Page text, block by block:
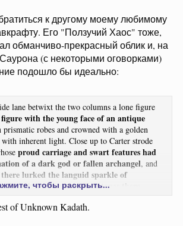
к другому моему любимому
Его "Ползучий Хаос" тоже,
обманчиво-прекрасный облик и, на
(с некоторыми оговорками)
подошло бы идеально:
lane betwixt the two columns a lone figure
with the young face of an antique
robes and crowned with a golden
inherent light. Close up to Carter strode
proud carriage and swart features had
of a dark god or fallen archangel, and
there lurked the languid sparkle of
. It spoke, and in itsmellow tones there
чтобы раскрыть...
of Unknown Kadath.